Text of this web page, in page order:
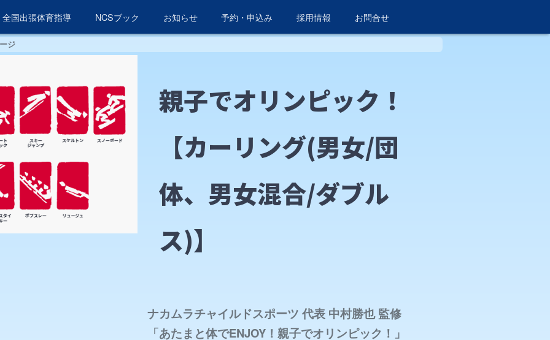
全国出張体育指導 NCSブック お知らせ 予約・申込み 採用情報 お問合せ
ジ
親子でオリンピック！
【カーリング(男女/団
体、男女混合/ダブル
ス)】
ナカムラチャイルドスポーツ 代表 中村勝也 監修
「あたまと体でENJOY！親子でオリンピック！」